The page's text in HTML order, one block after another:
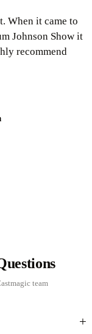
When it came to
Johnson Show it
recommend
team
+